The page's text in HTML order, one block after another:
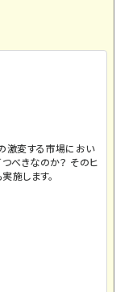
の激変する市場におい
べきなのか？ そのヒ
施します。